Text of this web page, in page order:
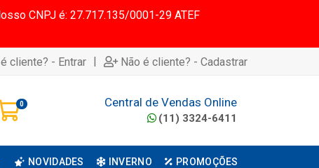
CNPJ é: 27.717.135/0001-29 ATEF
cliente? - Entrar | Não é cliente? - Cadastrar
0 Central de Vendas Online
(11) 3324-6411
NOVIDADES INVERNO PROMOÇÕES